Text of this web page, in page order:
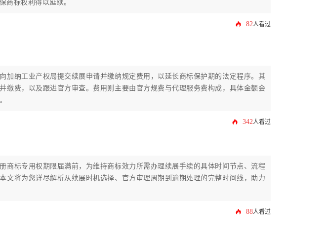
商标权利得以延续。
82人看过
加纳工业产权局提交续展申请并缴纳规定费用，以延长商标保护期的法定程序。其
缴费，以及跟进官方审查。费用则主要由官方规费与代理服务费构成，具体金额会
342人看过
商标专用权期限届满前，为维持商标效力所需办理续展手续的具体时间节点、流程
文将为您详尽解析从续展时机选择、官方审理周期到逾期处理的完整时间线，助力
88人看过